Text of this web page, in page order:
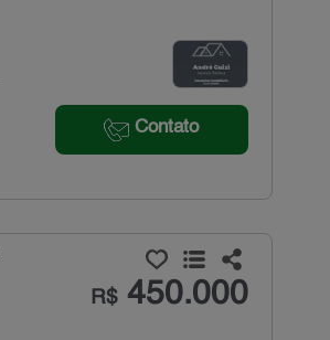
Contato
R$450.000